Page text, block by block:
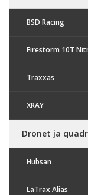
BSD Racing
Firestorm 10T
Traxxas
XRAY
Dronet ja
Hubsan
LaTrax Alias